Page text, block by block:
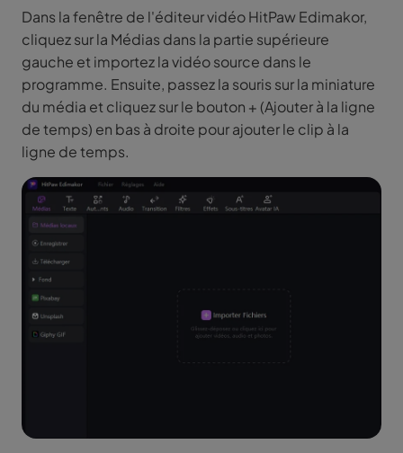
Dans la fenêtre de l'éditeur vidéo HitPaw Edimakor,
cliquez sur la Médias dans la partie supérieure
gauche et importez la vidéo source dans le
programme. Ensuite, passez la souris sur la miniature
du média et cliquez sur le bouton + (Ajouter à la ligne
de temps) en bas à droite pour ajouter le clip à la
ligne de temps.